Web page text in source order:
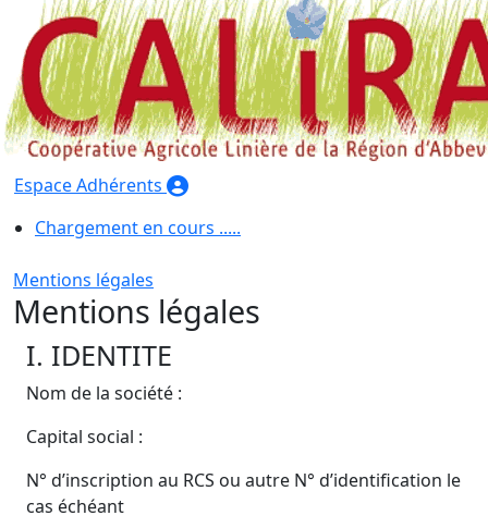
Espace Adhérents
Chargement en cours .....
Mentions légales
Mentions légales
I. IDENTITE
Nom de la société :
Capital social :
N° d’inscription au RCS ou autre N° d’identification le
cas échéant